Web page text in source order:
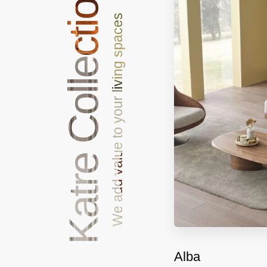
Katre CollectionsWe add value to your living spaces
Alba